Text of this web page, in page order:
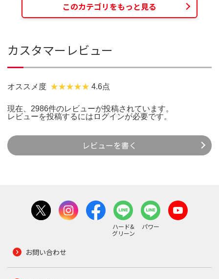
このカテゴリをもっと見る
カスタマーレビュー
オススメ度 4.6点
現在、2986件のレビューが投稿されています。
レビューを投稿するには ログインが必要です。
レビューを書く
ハード&
グリーン
パワー
お問い合わせ